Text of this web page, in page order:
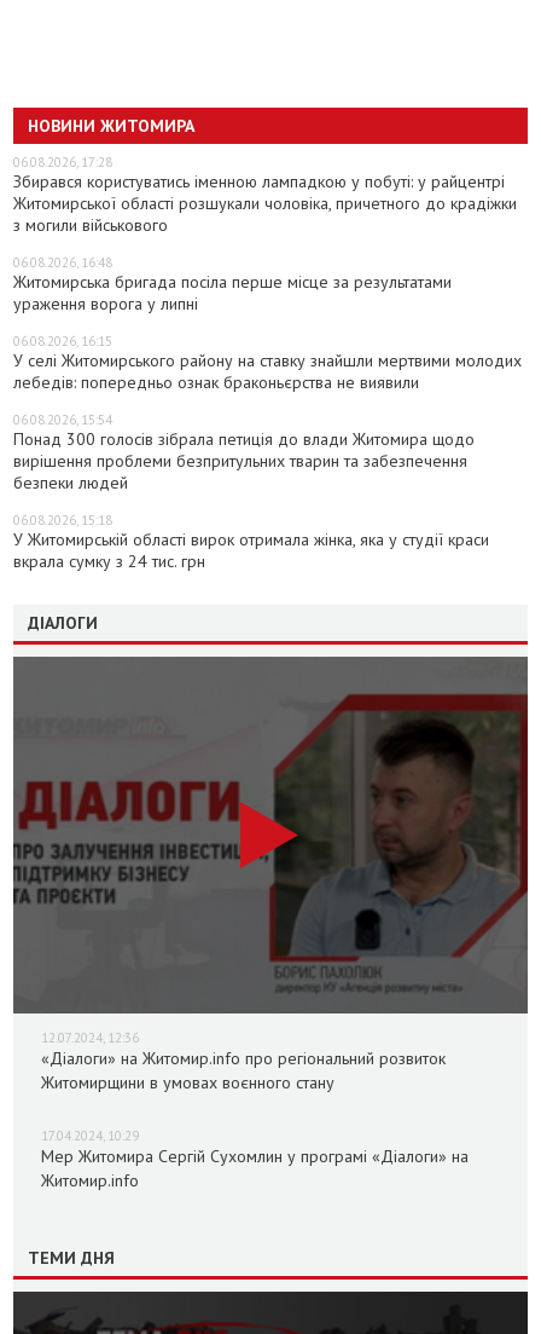
НОВИНИ ЖИТОМИРА
06.08.2026, 17:28
Збирався користуватись іменною лампадкою у побуті: у райцентрі
Житомирської області розшукали чоловіка, причетного до крадіжки
з могили військового
06.08.2026, 16:48
Житомирська бригада посіла перше місце за результатами
ураження ворога у липні
06.08.2026, 16:15
У селі Житомирського району на ставку знайшли мертвими молодих
лебедів: попередньо ознак браконьєрства не виявили
06.08.2026, 15:54
Понад 300 голосів зібрала петиція до влади Житомира щодо
вирішення проблеми безпритульних тварин та забезпечення
безпеки людей
06.08.2026, 15:18
У Житомирській області вирок отримала жінка, яка у студії краси
вкрала сумку з 24 тис. грн
ДІАЛОГИ
12.07.2024, 12:36
«Діалоги» на Житомир.info про регіональний розвиток
Житомирщини в умовах воєнного стану
17.04.2024, 10:29
Мер Житомира Сергій Сухомлин у програмі «Діалоги» на
Житомир.info
ТЕМИ ДНЯ